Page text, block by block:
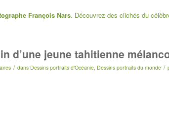
François Nars. Découvrez des clichés du
d’une jeune tahitienne
/ dans Dessins portraits d'Océanie, Dessins portraits du monde /